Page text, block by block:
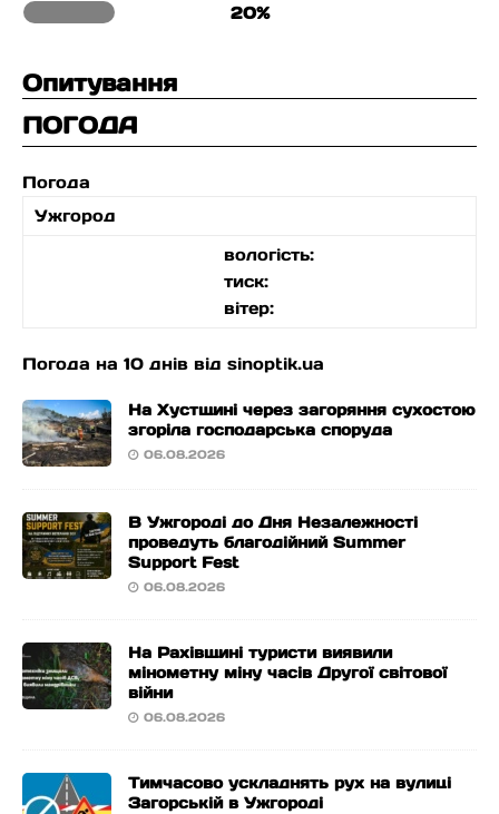
20%
Опитування
ПОГОДА
Погода
Ужгород
вологість:
тиск:
вітер:
Погода на 10 днів від sinoptik.ua
На Хустщині через загоряння сухостою
згоріла господарська споруда
06.08.2026
В Ужгороді до Дня Незалежності
проведуть благодійний Summer
Support Fest
06.08.2026
На Рахівщині туристи виявили
мінометну міну часів Другої світової
війни
06.08.2026
Тимчасово ускладнять рух на вулиці
Загорській в Ужгороді